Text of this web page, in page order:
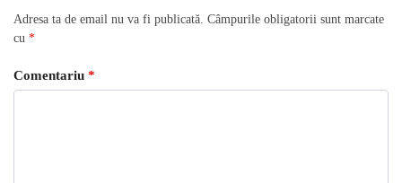
Adresa ta de email nu va fi publicată. Câmpurile obligatorii sunt marcate
cu *
Comentariu *